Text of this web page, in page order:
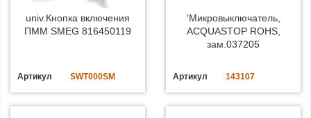
univ.Кнопка включения
ПММ SMEG 816450119
Артикул SWT000SM
'Микровыключатель,
ACQUASTOP ROHS,
зам.037205
Артикул 143107